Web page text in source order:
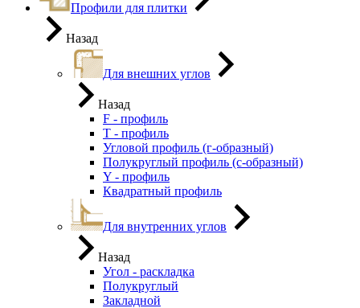
Профили для плитки
Назад
Для внешних углов
Назад
F - профиль
Т - профиль
Угловой профиль (г-образный)
Полукруглый профиль (с-образный)
Y - профиль
Квадратный профиль
Для внутренних углов
Назад
Угол - раскладка
Полукруглый
Закладной